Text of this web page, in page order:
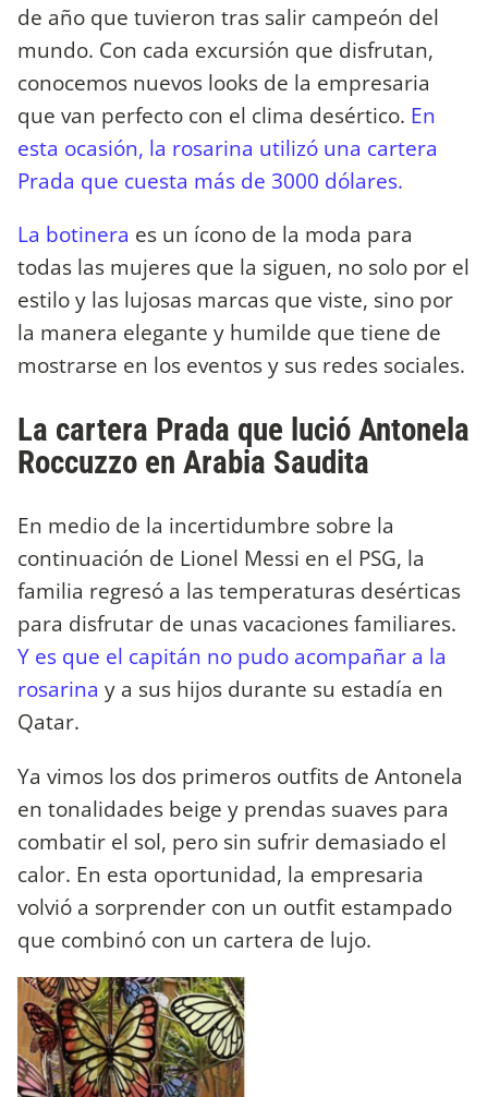
de año que tuvieron tras salir campeón del
mundo. Con cada excursión que disfrutan,
conocemos nuevos looks de la empresaria
que van perfecto con el clima desértico. En
esta ocasión, la rosarina utilizó una cartera
Prada que cuesta más de 3000 dólares.
La botinera es un ícono de la moda para
todas las mujeres que la siguen, no solo por el
estilo y las lujosas marcas que viste, sino por
la manera elegante y humilde que tiene de
mostrarse en los eventos y sus redes sociales.
La cartera Prada que lució Antonela
Roccuzzo en Arabia Saudita
En medio de la incertidumbre sobre la
continuación de Lionel Messi en el PSG, la
familia regresó a las temperaturas desérticas
para disfrutar de unas vacaciones familiares.
Y es que el capitán no pudo acompañar a la
rosarina y a sus hijos durante su estadía en
Qatar.
Ya vimos los dos primeros outfits de Antonela
en tonalidades beige y prendas suaves para
combatir el sol, pero sin sufrir demasiado el
calor. En esta oportunidad, la empresaria
volvió a sorprender con un outfit estampado
que combinó con un cartera de lujo.